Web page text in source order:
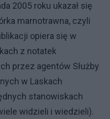
2005 roku ukazał się
marnotrawna, czyli
opiera się w
z notatek
przez agentów Służby
w Laskach
stanowiskach
widzieli i wiedzieli).